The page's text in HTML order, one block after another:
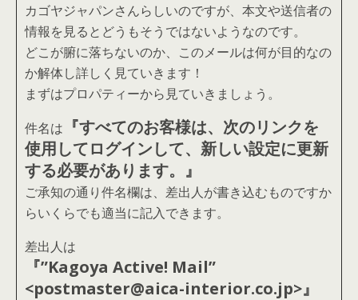
カゴヤジャパンさんらしいのですが、本文や送信者の
情報を見るとどうもそうではないようなのです。
どこが腑に落ちないのか、このメールは何が目的なの
か解体し詳しく見ていきます！
まずはプロパティーから見ていきましょう。
件名は 『すべてのお客様は、次のリンクを
使用してログインして、新しい設定に更新
する必要があります。』
ご承知の通り件名欄は、差出人が書き込むものですか
らいくらでも適当に記入できます。
差出人は
『”Kagoya Active! Mail”
<postmaster@aica-interior.co.jp>』